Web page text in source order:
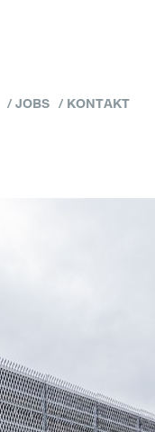
JOBS KONTAKT